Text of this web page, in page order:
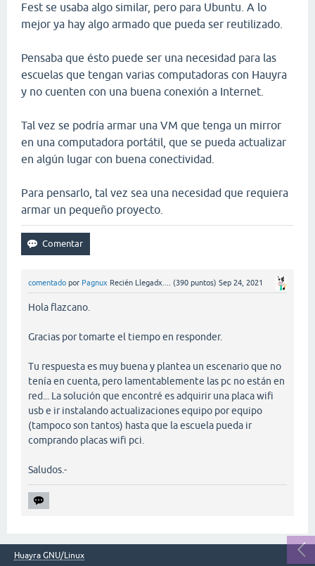
Fest se usaba algo similar, pero para Ubuntu. A lo
mejor ya hay algo armado que pueda ser reutilizado.
Pensaba que ésto puede ser una necesidad para las
escuelas que tengan varias computadoras con Hauyra
y no cuenten con una buena conexión a Internet.
Tal vez se podría armar una VM que tenga un mirror
en una computadora portátil, que se pueda actualizar
en algún lugar con buena conectividad.
Para pensarlo, tal vez sea una necesidad que requiera
armar un pequeño proyecto.
comentado por Pagnux Recién Llegadx.... (390 puntos) Sep 24, 2021
Hola flazcano.
Gracias por tomarte el tiempo en responder.
Tu respuesta es muy buena y plantea un escenario que no
tenía en cuenta, pero lamentablemente las pc no están en
red... La solución que encontré es adquirir una placa wifi
usb e ir instalando actualizaciones equipo por equipo
(tampoco son tantos) hasta que la escuela pueda ir
comprando placas wifi pci.
Saludos.-
Huayra GNU/Linux